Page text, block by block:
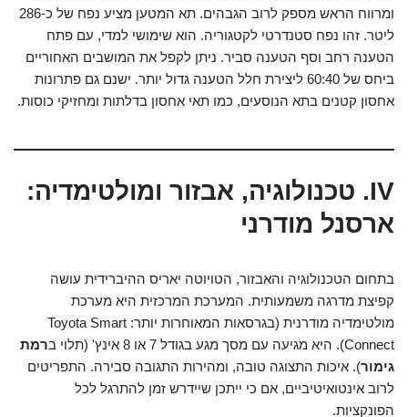
ומרווח הראש מספק לרוב הגבהים. תא המטען מציע נפח של כ-286
ליטר. זהו נפח סטנדרטי לקטגוריה. הוא שימושי למדי, עם פתח
הטענה רחב וסף הטענה סביר. ניתן לקפל את המושבים האחוריים
ביחס של 60:40 ליצירת חלל הטענה גדול יותר. ישנם גם פתרונות
אחסון קטנים בתא הנוסעים, כמו תאי אחסון בדלתות ומחזיקי כוסות.
IV. טכנולוגיה, אבזור ומולטימדיה:
ארסנל מודרני
בתחום הטכנולוגיה והאבזור, הטויוטה יאריס ההיברידית עושה
קפיצת מדרגה משמעותית. המערכת המרכזית היא מערכת
מולטימדיה מודרנית (בגרסאות המאוחרות יותר: Toyota Smart
Connect). היא מגיעה עם מסך מגע בגודל 7 או 8 אינץ' (תלוי ב
רמת
גימור). איכות התצוגה טובה, ומהירות התגובה סבירה. התפריטים
לרוב אינטואיטיביים, אם כי ייתכן שיידרש זמן להתרגל לכל
הפונקציות.